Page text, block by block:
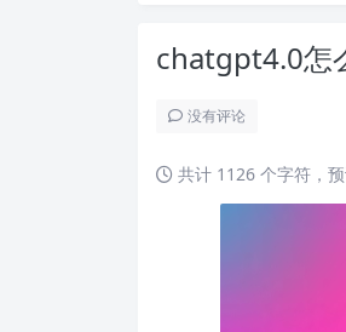
chatgpt4.0怎
没有评论
共计 1126 个字符，